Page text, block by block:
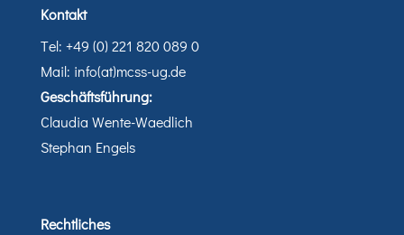
Kontakt
Tel: +49 (0) 221 820 089 0
Mail: info(at)mcss-ug.de
Geschäftsführung:
Claudia Wente-Waedlich
Stephan Engels
Rechtliches